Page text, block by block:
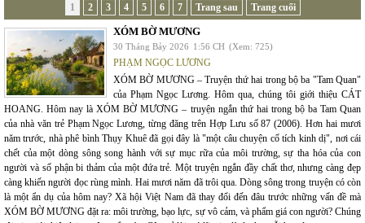
1 2 3 4 5 6 7 Trang sau Trang cuối
XÓM BỜ MƯƠNG
30 Tháng Bảy 2026 1:56 CH (Xem: 725)
PHẠM NGỌC LƯƠNG
XÓM BỜ MƯƠNG – Truyện thứ hai trong bộ ba "Tam Quan"
của Phạm Ngọc Lương. Hôm qua, chúng tôi giới thiệu CÁT
HOANG. Hôm nay là XÓM BỜ MƯƠNG – truyện ngắn thứ hai trong bộ ba Tam Quan
của nhà văn trẻ Phạm Ngọc Lương, từng đăng trên Hợp Lưu số 87 (2006). Hơn hai mươi
năm trước, nhà phê bình Thụy Khuê đã gọi đây là "một câu chuyện cổ tích kinh dị", nơi cái
chết của một dòng sông song hành với sự mục rữa của môi trường, sự tha hóa của con
người và số phận bi thảm của một đứa trẻ. Một truyện ngắn đầy chất thơ, nhưng càng đẹp
càng khiến người đọc rùng mình. Hai mươi năm đã trôi qua. Dòng sông trong truyện có còn
là một ẩn dụ của hôm nay? Xã hội Việt Nam đã thay đổi đến đâu trước những vấn đề mà
XÓM BỜ MƯƠNG đặt ra: môi trường, bạo lực, sự vô cảm, và phẩm giá con người? Chúng